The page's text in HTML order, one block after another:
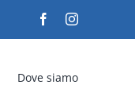
FacebookInstagram
Dove siamo